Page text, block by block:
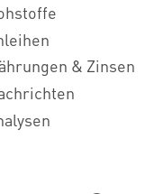
& Zinsen